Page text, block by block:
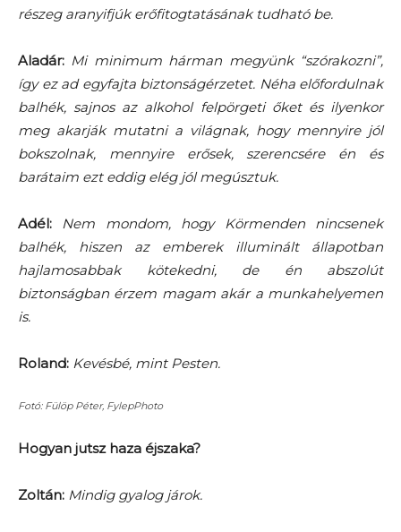
részeg aranyifjúk erőfitogtatásának tudható be.
Aladár: Mi minimum hárman megyünk “szórakozni”,
így ez ad egyfajta biztonságérzetet. Néha előfordulnak
balhék, sajnos az alkohol felpörgeti őket és ilyenkor
meg akarják mutatni a világnak, hogy mennyire jól
bokszolnak, mennyire erősek, szerencsére én és
barátaim ezt eddig elég jól megúsztuk.
Adél:
Nem mondom, hogy Körmenden nincsenek
balhék, hiszen az emberek illuminált állapotban
hajlamosabbak kötekedni, de én abszolút
biztonságban érzem magam akár a munkahelyemen
is.
Roland: Kevésbé, mint Pesten.
Fotó: Fülöp Péter, FylepPhoto
Hogyan jutsz haza éjszaka?
Zoltán: Mindig gyalog járok.